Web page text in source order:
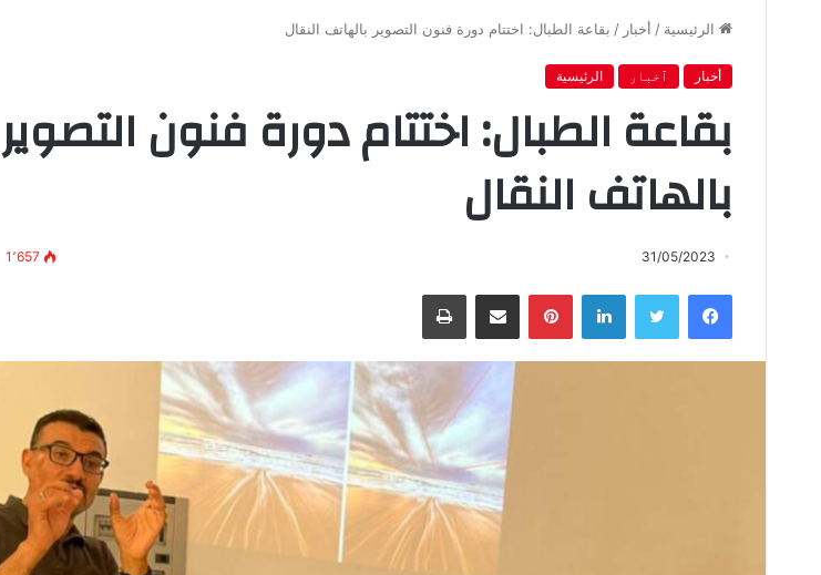
الرئيسية / أخبار / بقاعة الطبال: اختتام دورة فنون التصوير بالهاتف النقال
أخبار ٱخبار الرئيسية
بقاعة الطبال: اختتام دورة فنون التصوير
بالهاتف النقال
31/05/2023 1٬657
فيسبوك تويتر لينكدإن بينتيريست مشاركة عبر البريد طباعة